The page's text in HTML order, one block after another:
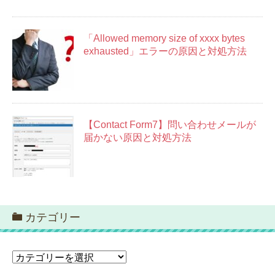
「Allowed memory size of xxxx bytes
exhausted」エラーの原因と対処方法
【Contact Form7】問い合わせメールが
届かない原因と対処方法
カテゴリー
カ